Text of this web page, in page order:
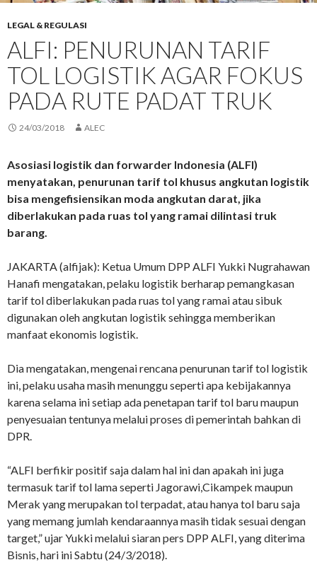
LEGAL & REGULASI
ALFI: PENURUNAN TARIF
TOL LOGISTIK AGAR FOKUS
PADA RUTE PADAT TRUK
24/03/2018 ALEC
Asosiasi logistik dan forwarder Indonesia (ALFI)
menyatakan, penurunan tarif tol khusus angkutan logistik
bisa mengefisiensikan moda angkutan darat, jika
diberlakukan pada ruas tol yang ramai dilintasi truk
barang.
JAKARTA (alfijak): Ketua Umum DPP ALFI Yukki Nugrahawan
Hanafi mengatakan, pelaku logistik berharap pemangkasan
tarif tol diberlakukan pada ruas tol yang ramai atau sibuk
digunakan oleh angkutan logistik sehingga memberikan
manfaat ekonomis logistik.
Dia mengatakan, mengenai rencana penurunan tarif tol logistik
ini, pelaku usaha masih menunggu seperti apa kebijakannya
karena selama ini setiap ada penetapan tarif tol baru maupun
penyesuaian tentunya melalui proses di pemerintah bahkan di
DPR.
“ALFI berfikir positif saja dalam hal ini dan apakah ini juga
termasuk tarif tol lama seperti Jagorawi,Cikampek maupun
Merak yang merupakan tol terpadat, atau hanya tol baru saja
yang memang jumlah kendaraannya masih tidak sesuai dengan
target,” ujar Yukki melalui siaran pers DPP ALFI, yang diterima
Bisnis, hari ini Sabtu (24/3/2018).